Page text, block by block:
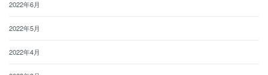
2022年6月
2022年5月
2022年4月